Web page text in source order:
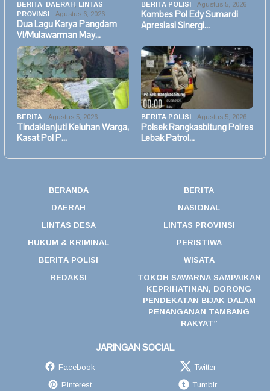
BERITA DAERAH LINTAS
PROVINSI
Agustus 6, 2026
Dua Lagu Karya Pangdam
VI/Mulawarman May…
BERITA POLISI Agustus 5, 2026
Kombes Pol Edy Sumardi
Apresiasi Sinergi…
BERITA Agustus 5, 2026
Tindaklanjuti Keluhan Warga,
Kasat Pol P…
BERITA POLISI Agustus 5, 2026
Polsek Rangkasbitung Polres
Lebak Patrol…
BERANDA
BERITA
DAERAH
NASIONAL
LINTAS DESA
LINTAS PROVINSI
HUKUM & KRIMINAL
PERISTIWA
BERITA POLISI
WISATA
REDAKSI
TOKOH SAWARNA SAMPAIKAN
KEPRIHATINAN, DORONG
PENDEKATAN BIJAK DALAM
PENANGANAN TAMBANG
RAKYAT”
JARINGAN SOCIAL
Facebook
Twitter
Pinterest
Tumblr